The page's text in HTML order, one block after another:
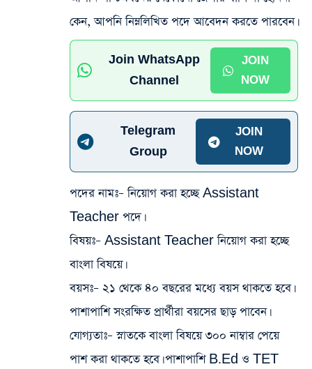
কেন, আপনি নিম্নলিখিত পদে আবেদন করতে পারবেন।
Join WhatsApp
Channel
JOIN
NOW
Telegram
Group
JOIN
NOW
পদের নামঃ– নিয়োগ করা হচ্ছে Assistant
Teacher পদে।
বিষয়ঃ– Assistant Teacher নিয়োগ করা হচ্ছে
বাংলা বিষয়ে।
বয়সঃ– ২১ থেকে ৪০ বছরের মধ্যে বয়স থাকতে হবে।
পাশাপাশি সংরক্ষিত প্রার্থীরা বয়সের ছাড় পাবেন।
যোগ্যতাঃ– স্নাতকে বাংলা বিষয়ে ৩০০ নাম্বার পেয়ে
পাশ করা থাকতে হবে। পাশাপাশি B.Ed ও TET